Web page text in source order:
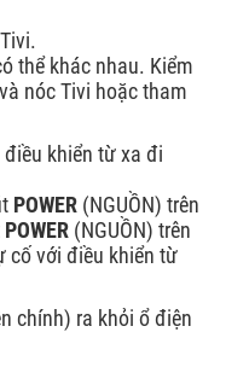
thể khác nhau. Kiểm
nóc Tivi hoặc tham
khiển từ xa đi
POWER(NGUỒN) trên
POWER(NGUỒN) trên
cố với điều khiển từ
chính) ra khỏi ổ điện